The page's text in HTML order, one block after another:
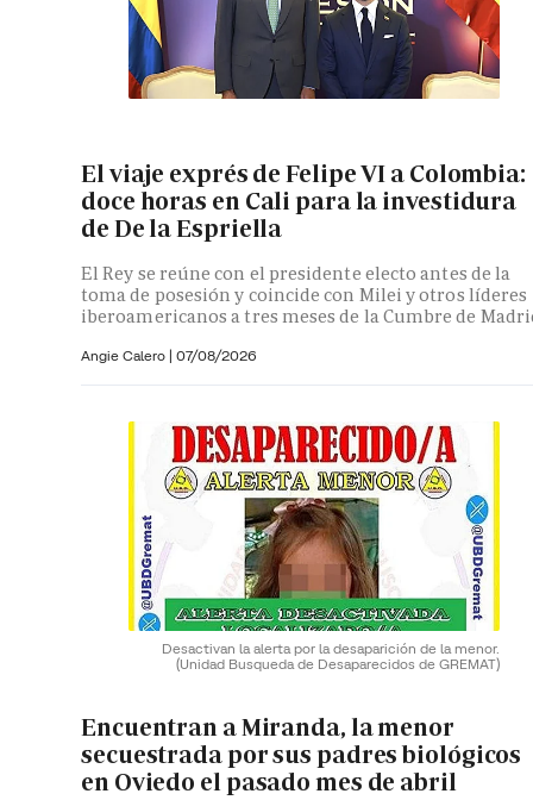
El viaje exprés de Felipe VI a Colombia:
doce horas en Cali para la investidura
de De la Espriella
El Rey se reúne con el presidente electo antes de la
toma de posesión y coincide con Milei y otros líderes
iberoamericanos a tres meses de la Cumbre de
Angie Calero | 07/08/2026
Desactivan la alerta por la desaparición de la menor.
(Unidad Busqueda de Desaparecidos de GREMAT)
Encuentran a Miranda, la menor
secuestrada por sus padres biológicos
en Oviedo el pasado mes de abril